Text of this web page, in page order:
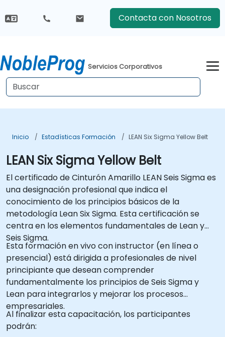
Contacta con Nosotros
Servicios Corporativos
Inicio Estadísticas Formación LEAN Six Sigma Yellow Belt
LEAN Six Sigma Yellow Belt
El certificado de Cinturón Amarillo LEAN Seis Sigma es
una designación profesional que indica el
conocimiento de los principios básicos de la
metodología Lean Six Sigma. Esta certificación se
centra en los elementos fundamentales de Lean y
Seis Sigma.
Esta formación en vivo con instructor (en línea o
presencial) está dirigida a profesionales de nivel
principiante que desean comprender
fundamentalmente los principios de Seis Sigma y
Lean para integrarlos y mejorar los procesos
empresariales.
Al finalizar esta capacitación, los participantes
podrán: